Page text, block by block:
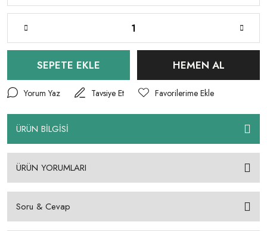
SEPETE EKLE HEMEN AL
Yorum Yaz Tavsiye Et
ÜRÜN BİLGİSİ
ÜRÜN YORUMLARI
Soru & Cevap